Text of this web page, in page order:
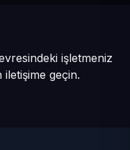
işletmeniz
geçin.